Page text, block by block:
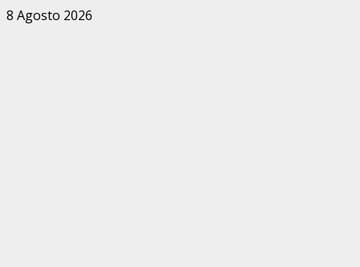
Zum
8 Agosto 2026